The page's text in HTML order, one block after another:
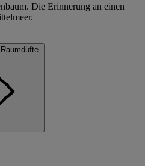
Die Erinnerung an einen